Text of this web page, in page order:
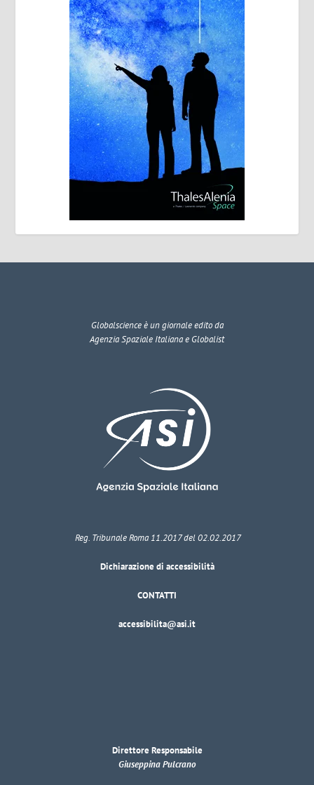
Globalscienceè un giornale edito da
Agenzia Spaziale Italiana e Globalist
Reg. Tribunale Roma 11.2017 del 02.02.2017
Dichiarazione di accessibilità
CONTATTI
accessibilita@asi.it
Direttore Responsabile
Giuseppina Pulcrano